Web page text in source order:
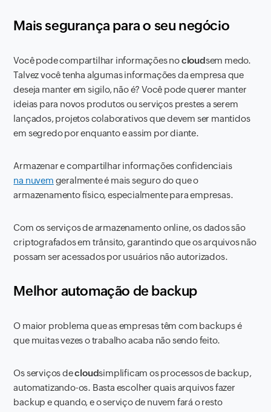
Mais segurança para o seu negócio
Você pode compartilhar informações nocloudsem medo.
Talvez você tenha algumas informações da empresa que
deseja manter em sigilo, não é? Você pode querer manter
ideias para novos produtos ou serviços prestes a serem
lançados, projetos colaborativos que devem ser mantidos
em segredo por enquanto e assim por diante.
Armazenar e compartilhar informações confidenciais
na nuvem geralmente é mais seguro do que o
armazenamento físico, especialmente para empresas.
Com os serviços de armazenamento online, os dados são
criptografados em trânsito, garantindo que os arquivos não
possam ser acessados ​​por usuários não autorizados.
Melhor automação de backup
O maior problema que as empresas têm com backups é
que muitas vezes o trabalho acaba não sendo feito.
Os serviços decloudsimplificam os processos de backup,
automatizando-os. Basta escolher quais arquivos fazer
backup e quando, e o serviço de nuvem fará o resto